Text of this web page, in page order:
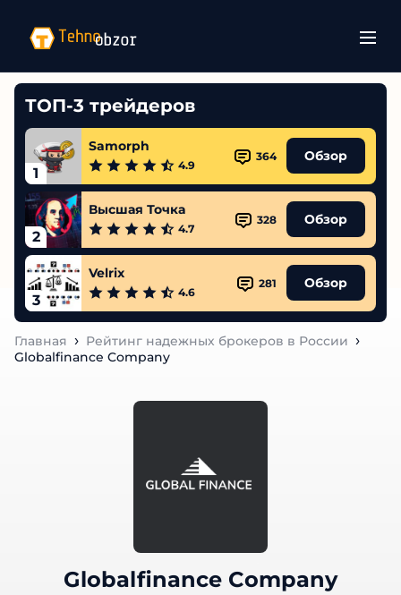
ТОП-3 трейдеров
1
Samorph
4.9
364 Обзор
2
Высшая Точка
4.7
328 Обзор
3
Velrix
4.6
281 Обзор
Главная
Рейтинг надежных брокеров в России
Globalfinance Company
Globalfinance Company